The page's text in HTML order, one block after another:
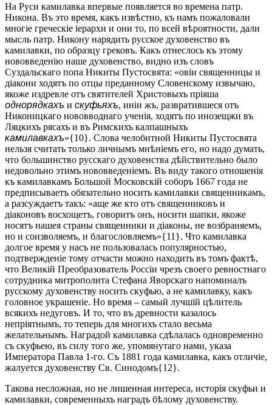
На Руси камилавка впервые появляется во времена патр.
Никона. Въ это время, какъ извѣстно, къ намъ пожаловали
многіе греческіе іерархи и они то, по всей вѣроятности, дали
мысль патр. Никону нарядить русское духовенство въ
камилавки, по образцу грековъ. Какъ отнеслось къ этому
нововведенію наше духовенство, видно изъ словъ
Суздальскаго попа Никиты Пустосвята: «овіи священницы и
діакони ходятъ по отцы преданному Словенскому извычаю,
якоже издревле отъ святителей Христовыхъ пріяша
однорядкахъ и скуфьяхъ, иніи жъ, развратившеся отъ
Никоницкаго нововводнаго ученія, ходятъ по инозещжи въ
Ляцкихъ рясахъ и въ Римскихъ калпашныхъ
камилавкахъ»{10}. Слова челобитной Никиты Пустосвята
нельзя считать только личнымъ мнѣніемъ его, но надо думать,
что большинство русскаго духовенства дѣйствительно было
недовольно этимъ нововведеніемъ. Въ виду такого отношенія
къ камилавкамъ Большой Московскій соборъ 1667 года не
предписываетъ обязательно носить камилавки священникамъ,
а разсуждаетъ такъ: «аще же кто отъ священниковъ и
діаконовъ восхощетъ, говоритъ онъ, носити шапки, якоже
носятъ нашея страны священники и діаконы, не возбраняемъ,
но и соизволяемъ, и благословляемъ»{11}. Что камилавка
долгое время у насъ не пользовалась популярностью,
подтвержденіе тому отчасти можно находить въ томъ фактѣ,
что Великій Преобразователь Россіи чрезъ своего ревностнаго
сотрудника митрополита Стефана Яворскаго напоминалъ
русскому духовенству носить скуфью, а не камилавку, какъ
головное украшеніе. Но время – самый лучшій цѣлитель
всякихъ недуговъ. И то, что въ древности казалось
непріятнымъ, то теперь для многихъ стало весьма
желательнымъ. Наградой камилавка сдѣлалась одновременно
съ скуфьею, въ силу того же, упомянутаго нами, указа
Императора Павла 1-го. Съ 1881 года камилавка, какъ отличіе,
жалуется духовенству Св. Синодомъ{12}.
Такова несложная, но не лишенная интереса, исторія скуфьи и
камилавки, современныхъ наградъ бѣлому духовенству.